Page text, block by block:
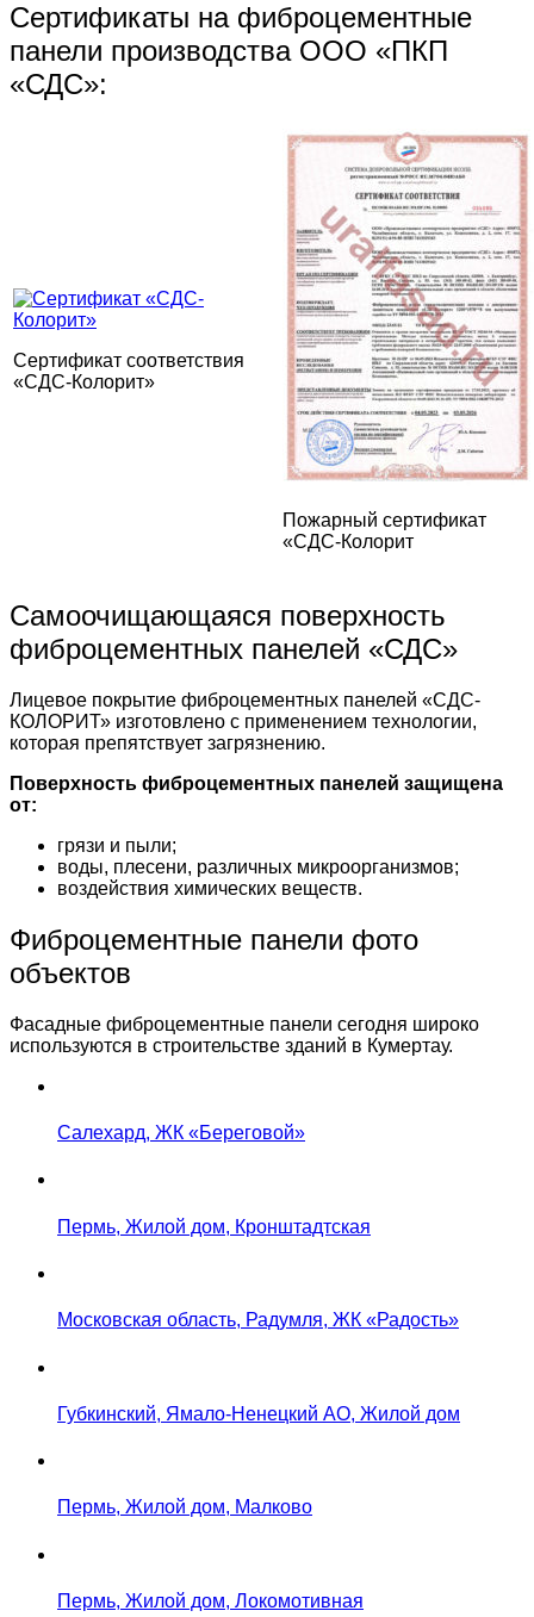
Сертификаты на фиброцементные
панели производства ООО «ПКП
«СДС»:
Сертификат соответствия
«СДС-Колорит»
Пожарный сертификат
«СДС-Колорит
Самоочищающаяся поверхность
фиброцементных панелей «СДС»
Лицевое покрытие фиброцементных панелей «СДС-
КОЛОРИТ» изготовлено с применением технологии,
которая препятствует загрязнению.
Поверхность фиброцементных панелей защищена
от:
грязи и пыли;
воды, плесени, различных микроорганизмов;
воздействия химических веществ.
Фиброцементные панели фото
объектов
Фасадные фиброцементные панели сегодня широко
используются в строительстве зданий в Кумертау.
Салехард, ЖК «Береговой»
Пермь, Жилой дом, Кронштадтская
Московская область, Радумля, ЖК «Радость»
Губкинский, Ямало-Ненецкий АО, Жилой дом
Пермь, Жилой дом, Малково
Пермь, Жилой дом, Локомотивная